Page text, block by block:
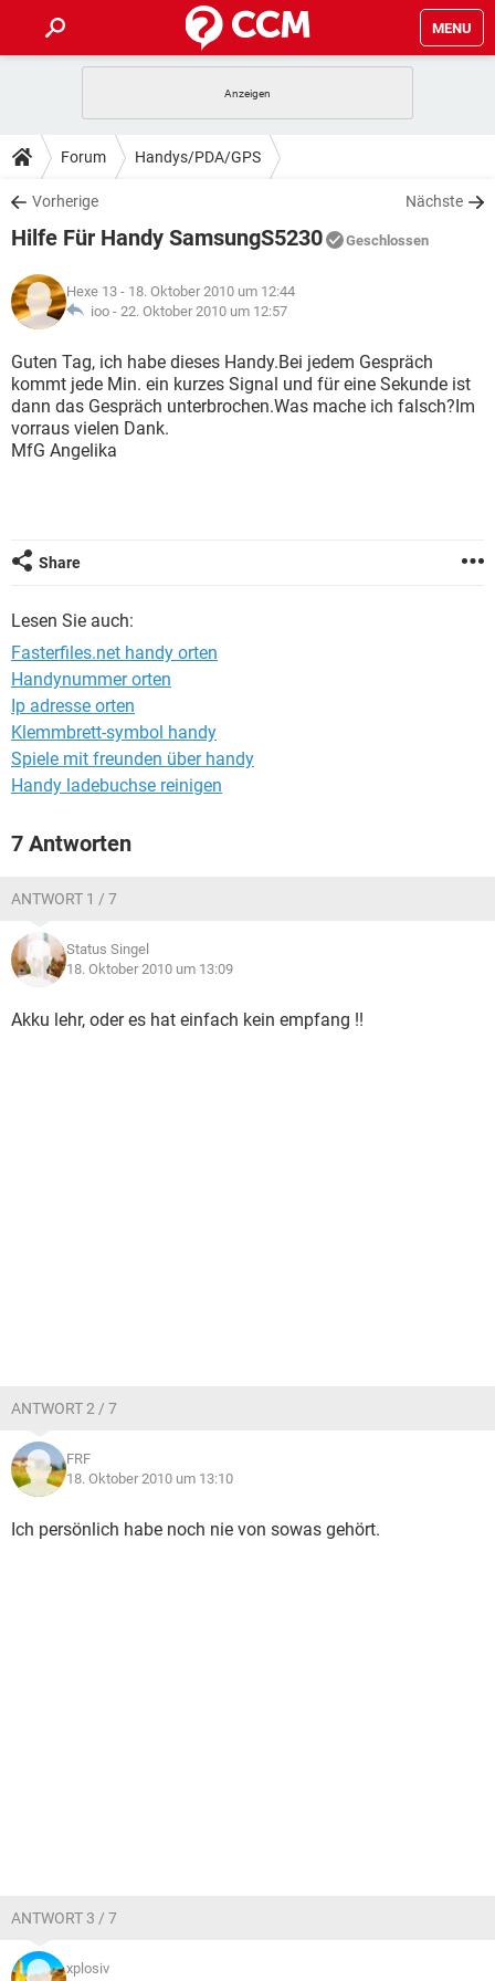
MENU
ANDROID IOS
WINDOWS 10
WHATSAPP TIKTOK
FACEBOOK
TIPPS & TRICKS
SPIELE STREAMING
WHATSAPP TIKTOK
FACEBOOK
DOWNLOADS
SPIELE STREAMING
ANDROID
WINDOWS 10 INSTAGRAM
WHATSAPP TIKTOK
FACEBOOK HARDWARE
SPIELE STREAMING
ANDROID
WINDOWS 10 INSTAGRAM
WHATSAPP TIKTOK
FACEBOOK
LEXIKON
SPIELE STREAMING
ANDROID IOS
WINDOWS 10
WHATSAPP
Forum Handys/PDA/GPS
Vorherige Nächste
Hilfe Für Handy SamsungS5230 Geschlossen
Hexe 13 - 18. Oktober 2010 um 12:44
ioo - 22. Oktober 2010 um 12:57
Guten Tag, ich habe dieses Handy.Bei jedem Gespräch
kommt jede Min. ein kurzes Signal und für eine Sekunde ist
dann das Gespräch unterbrochen.Was mache ich falsch?Im
vorraus vielen Dank.
MfG Angelika
Share
Lesen Sie auch:
Fasterfiles.net handy orten
Handynummer orten
Ip adresse orten
Klemmbrett-symbol handy
Spiele mit freunden über handy
Handy ladebuchse reinigen
7 Antworten
ANTWORT 1 / 7
Status Singel
18. Oktober 2010 um 13:09
Akku lehr, oder es hat einfach kein empfang !!
ANTWORT 2 / 7
FRF
18. Oktober 2010 um 13:10
Ich persönlich habe noch nie von sowas gehört.
ANTWORT 3 / 7
xplosiv